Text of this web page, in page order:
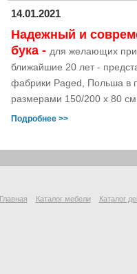
14.01.2021
Надежный и
бука - для желающих
ближайшие 20 лет -
фабрики Paged, Польша в
размерами 150/200 х 80
Подробнее >>
Главная Каталог мебели Каталог